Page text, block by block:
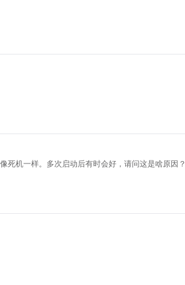
死机一样。多次启动后有时会好，请问这是啥原因？